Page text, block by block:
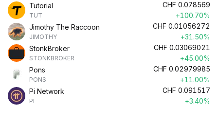
Tutorial
TUT
CHF 0.078569
+100.70%
Jimothy The Raccoon
JIMOTHY
CHF 0.01056272
+31.50%
StonkBroker
STONKBROKER
CHF 0.03069021
+45.00%
Pons
PONS
CHF 0.02979985
+11.00%
Pi Network
PI
CHF 0.091517
+3.40%